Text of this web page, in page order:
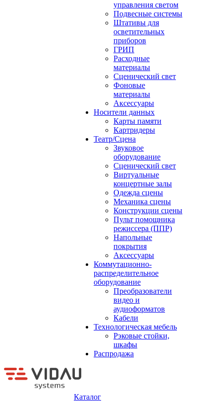
управления светом
Подвесные системы
Штативы для
осветительных
приборов
ГРИП
Расходные
материалы
Сценический свет
Фоновые
материалы
Аксессуары
Носители данных
Карты памяти
Картридеры
Театр/Сцена
Звуковое
оборудование
Сценический свет
Виртуальные
концертные залы
Одежда сцены
Механика сцены
Конструкции сцены
Пульт помощника
режиссера (ППР)
Напольные
покрытия
Аксессуары
Коммутационно-
распределительное
оборудование
Преобразователи
видео и
аудиоформатов
Кабели
Технологическая мебель
Рэковые стойки,
шкафы
Распродажа
Каталог